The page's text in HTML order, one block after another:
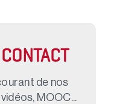
de nos
MOOC...